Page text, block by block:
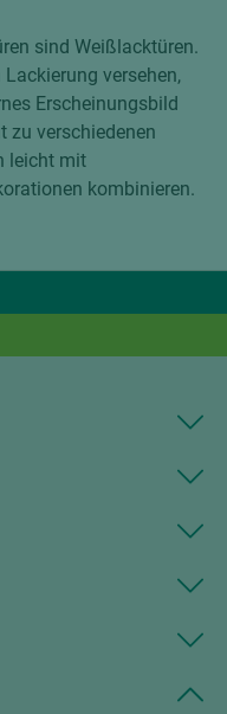
sind Weißlacktüren.
versehen,
Erscheinungsbild
zu verschiedenen
leicht mit
kombinieren.